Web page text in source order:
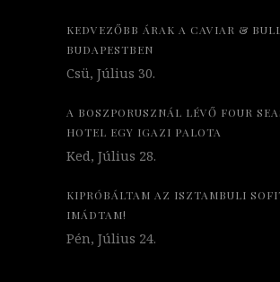
KEDVEZŐBB ÁRAK A CAVIAR &
BUDAPESTBEN
Csü, Július 30.
A BOSZPORUSZNÁL LÉVŐ FOUR
HOTEL EGY IGAZI PALOTA
Ked, Július 28.
KIPRÓBÁLTAM AZ ISZTAMBULI
IMÁDTAM!
Pén, Július 24.